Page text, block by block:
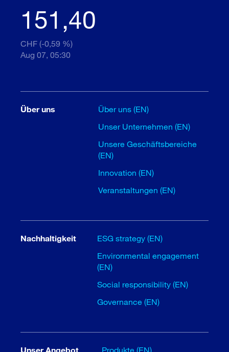
151,40
CHF (-0,59 %)
Aug 07, 05:30
Über uns
Über uns (EN)
Unser Unternehmen (EN)
Unsere Geschäftsbereiche
(EN)
Innovation (EN)
Veranstaltungen (EN)
Nachhaltigkeit
ESG strategy (EN)
Environmental engagement
(EN)
Social responsibility (EN)
Governance (EN)
Unser Angebot
Produkte (EN)